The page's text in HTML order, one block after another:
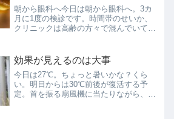
朝から眼科へ今日は朝から眼科へ。3カ
月に1度の検診です。時間帯のせいか、
クリニックは高齢の方々で混んでいて、
けれど１時間以上待って、ようやく順番
が回ってきました。診察は...
効果が見えるのは大事
今日は27℃。ちょっと暑いかな？くら
い。明日からは30℃前後が復活する予
定。首を振る扇風機に当たりながら、片